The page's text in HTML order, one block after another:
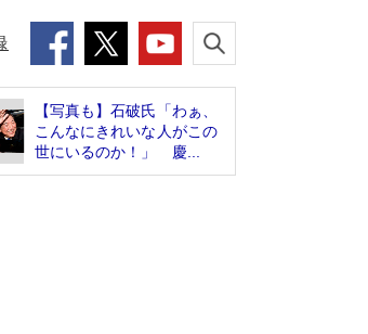
【写真も】石破氏「わぁ、
こんなにきれいな人がこの
世にいるのか！」 慶...